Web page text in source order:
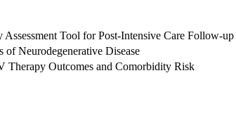
Tool for Post-Intensive Care Follow-up
Neurodegenerative Disease
Outcomes and Comorbidity Risk